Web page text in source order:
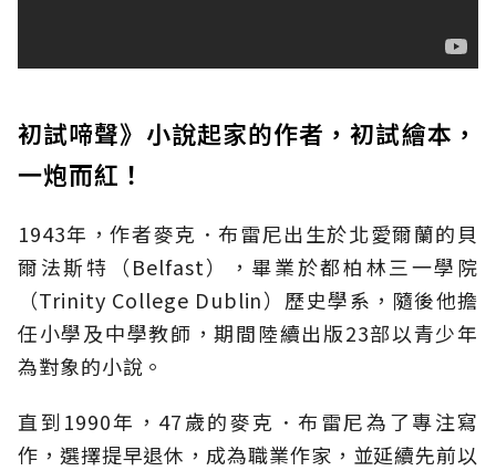
初試啼聲》小說起家的作者，初試繪本，
一炮而紅！
1943年，作者麥克．布雷尼出生於北愛爾蘭的貝
爾法斯特（Belfast），畢業於都柏林三一學院
（Trinity College Dublin）歷史學系，隨後他擔
任小學及中學教師，期間陸續出版23部以青少年
為對象的小說。
直到1990年，47歲的麥克．布雷尼為了專注寫
作，選擇提早退休，成為職業作家，並延續先前以